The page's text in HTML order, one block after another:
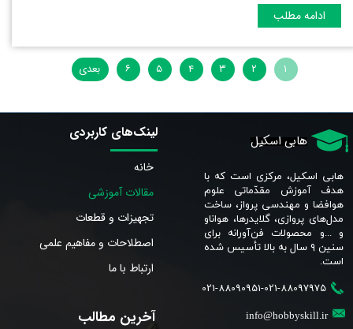
ادامه مطلب
۱ ۲ ۳ ۴ ۵ ۶ بعدی
هابی اسکیل
هابی اسکیل، مرکزی است که با
هدف آموزش مقدّماتی علوم
هوافضا و مهندسی پرواز، ساخت
مدل‌های پروازی، گلایدرها، هواناو
و ...و محصولات فن‌آورانه برای
سنین ٩ سال به بالا تأسیس شده
است.​​​​​​​
021-88090951-021-88097975
info@hobbyskill.ir
لینک‌های کاربردی
خانه
مقالات آموزشی
تجهیزات و قطعات
اصطلاحات و مفاهیم علمی
ارتباط با ما
آخرین مطالب